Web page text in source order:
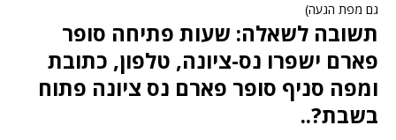
גם מפת הגעה)
תשובה לשאלה: שעות פתיחה סופר
פארם ישפרו נס-ציונה, טלפון, כתובת
ומפה סניף סופר פארם נס ציונה פתוח
בשבת?..